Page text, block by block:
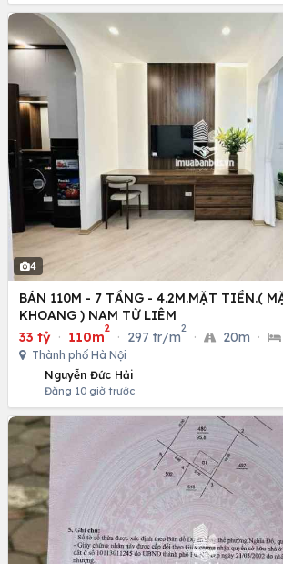
4
BÁN 110M - 7 TẦNG - 4.2M.MẶT TIỀN.(
KHOANG ) NAM TỪ LIÊM
33 tỷ · 110m
2
· 297 tr/m
2
· 20m ·
Thành phố Hà Nội
Nguyễn Đức Hải
Đăng 10 giờ trước